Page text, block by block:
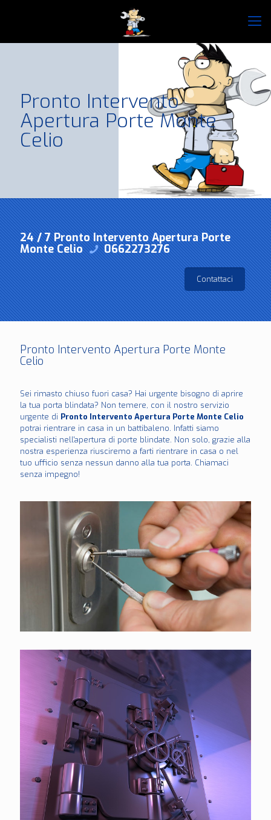
Pronto Intervento
Apertura Porte Monte
Celio
24 / 7 Pronto Intervento Apertura Porte
Monte Celio 0662273276
Contattaci
Pronto Intervento Apertura Porte Monte
Celio
Sei rimasto chiuso fuori casa? Hai urgente bisogno di aprire
la tua porta blindata? Non temere, con il nostro servizio
urgente di Pronto Intervento Apertura Porte Monte Celio
potrai rientrare in casa in un battibaleno. Infatti siamo
specialisti nell'apertura di porte blindate. Non solo, grazie alla
nostra esperienza riusciremo a farti rientrare in casa o nel
tuo ufficio senza nessun danno alla tua porta. Chiamaci
senza impegno!